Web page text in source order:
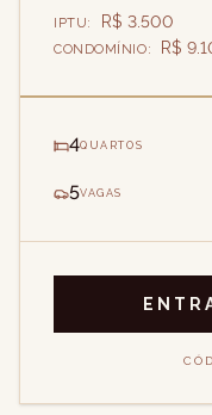
IPTU: R$ 3.500
CONDOMÍNIO: R$
4QUARTOS
5VAGAS